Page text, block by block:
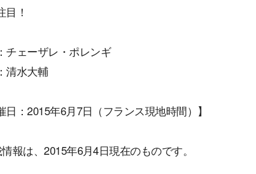
目！
チェーザレ・ポレンギ
清水大輔
日：2015年6月7日（フランス現地時間）】
報は、2015年6月4日現在のものです。